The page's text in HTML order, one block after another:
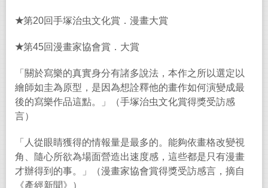
★第20回手塚治虫文化賞．漫畫大賞
★第45回漫畫家協會賞．大賞
「關於寫樂的真實身分有諸多說法，本作之所以選定以
繪師如圭為原型，是因為想詮釋他的畫作如何演變成最
後的寫樂作品這點。」（手塚治虫文化賞得獎受訪感
言）
「人從眼睛獲得的情報量是最多的。能夠依畫格改變視
角、隨心所欲為場面營造出速度感，這些都是只有漫畫
才辦得到的事。」（漫畫家協會賞得獎受訪感言，摘自
《產經新聞》）